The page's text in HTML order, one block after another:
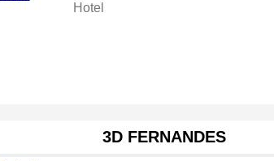
Hotel
3D FERNANDES